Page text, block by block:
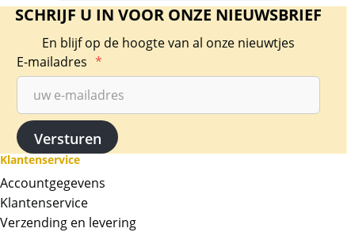
SCHRIJF U IN VOOR ONZE NIEUWSBRIEF
En blijf op de hoogte van al onze nieuwtjes
E-mailadres *
Klantenservice
Accountgegevens
Klantenservice
Verzending en levering